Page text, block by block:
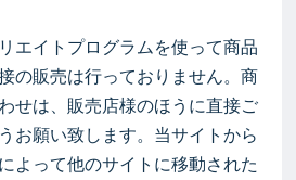
エイトプログラムを使って商品
の販売は行っておりません。商
せは、販売店様のほうに直接ご
お願い致します。当サイトから
よって他のサイトに移動された